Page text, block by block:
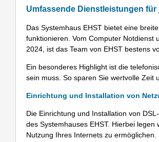
Umfassende Dienstleistungen für
Das Systemhaus EHST bietet eine
funktionieren. Vom Computer Notdienst
2024, ist das Team von EHST bestens
Ein besonderes Highlight ist die
sein muss. So sparen Sie wertvolle Zeit
Einrichtung und Installation von
Die Einrichtung und Installation von
des Systemhauses EHST. Hierbei
Nutzung Ihres Internets zu